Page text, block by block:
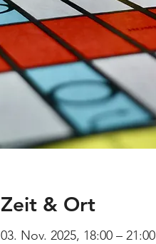
Zeit & Ort
03. Nov. 2025, 18:00 – 21:00